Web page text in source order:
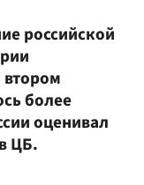
российской
втором
более
оценивал
ЦБ.